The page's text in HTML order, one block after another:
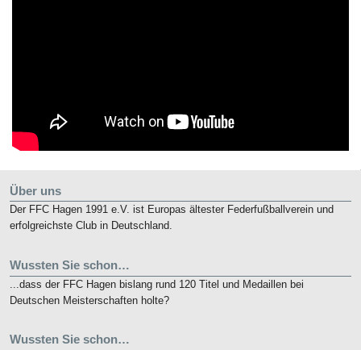
Über uns
Der FFC Hagen 1991 e.V. ist Europas ältester Federfußballverein und
erfolgreichste Club in Deutschland.
Wussten Sie schon…
...dass der FFC Hagen bislang rund 120 Titel und Medaillen bei
Deutschen Meisterschaften holte?
Wussten Sie schon…